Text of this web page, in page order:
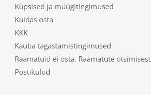
Küpsised ja müügitingimused
Kuidas osta
KKK
Kauba tagastamistingimused
Raamatuid ei osta. Raamatute otsimisest
Postikulud